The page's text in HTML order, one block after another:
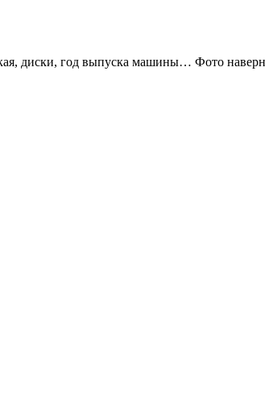
диски, год выпуска машины… Фото